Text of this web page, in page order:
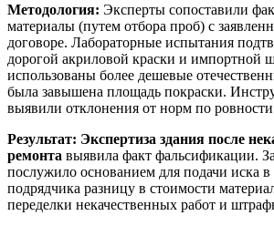
Методология: Эксперты сопоставили
материалы (путем отбора проб) с
договоре. Лабораторные испытания
дорогой акриловой краски и импортной
использованы более дешевые
была завышена площадь покраски.
выявили отклонения от норм по ровности
Результат: Экспертиза здания после
ремонта выявила факт фальсификации.
послужило основанием для подачи иска в
подрядчика разницу в стоимости
переделки некачественных работ и